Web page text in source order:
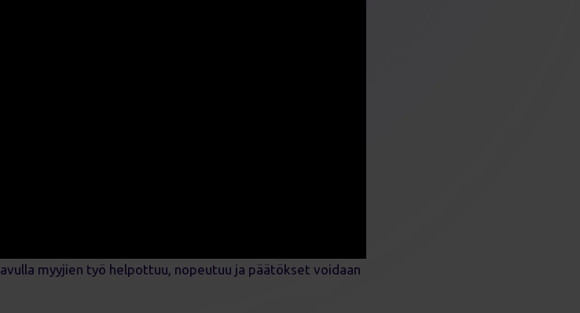
avulla myyjien työ helpottuu, nopeutuu ja päätökset voidaan